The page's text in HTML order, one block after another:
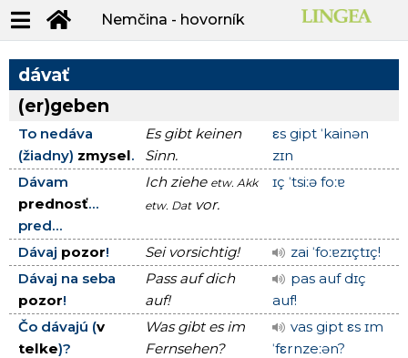
Nemčina - hovorník
dávať
(er)geben
To nedáva
(žiadny) zmysel.
Es gibt keinen
Sinn.
εs gipt ˈkainən
zɪn
Dávam
prednosť...
pred...
Ich ziehe etw.Akk
etw. Datvor.
ɪç ˈtsiːə foːɐ
Dávaj pozor! Sei vorsichtig!
zai ˈfoːɐzɪçtɪç!
Dávaj na seba
pozor!
Pass auf dich
auf!
pas auf dɪç
auf!
Čo dávajú (v
telke)?
Was gibt es im
Fernsehen?
vas gipt εs ɪm
ˈfεrnzeːən?